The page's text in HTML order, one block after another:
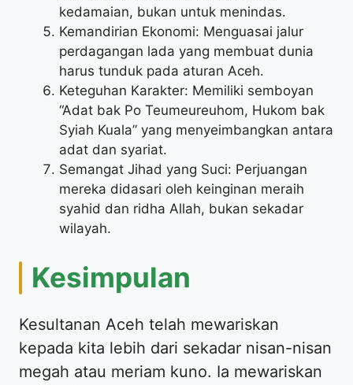
kedamaian, bukan untuk menindas.
Kemandirian Ekonomi: Menguasai jalur
perdagangan lada yang membuat dunia
harus tunduk pada aturan Aceh.
Keteguhan Karakter: Memiliki semboyan
“Adat bak Po Teumeureuhom, Hukom bak
Syiah Kuala” yang menyeimbangkan antara
adat dan syariat.
Semangat Jihad yang Suci: Perjuangan
mereka didasari oleh keinginan meraih
syahid dan ridha Allah, bukan sekadar
wilayah.
Kesimpulan
Kesultanan Aceh telah mewariskan
kepada kita lebih dari sekadar nisan-nisan
megah atau meriam kuno. Ia mewariskan